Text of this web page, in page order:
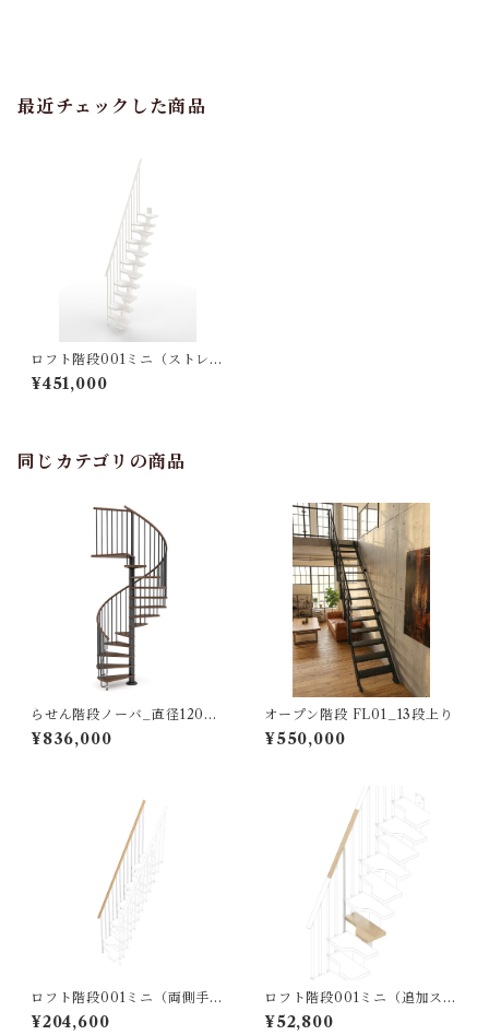
最近チェックした商品
ロフト階段001ミニ（ストレー
ト/標準キット）
¥451,000
同じカテゴリの商品
らせん階段ノーバ_直径120㎝
（標準キット）
¥836,000
オープン階段 FL01_13段上り
¥550,000
ロフト階段001ミニ（両側手す
り）ホワイトナチュラル※オ
プション
¥204,600
ロフト階段001ミニ（追加ステ
ップ）ホワイトナチュラル※
オプション
¥52,800